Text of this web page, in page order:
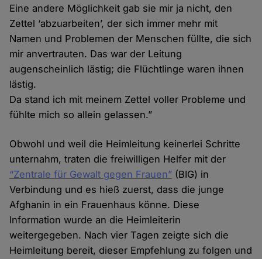
Eine andere Möglichkeit gab sie mir ja nicht, den
Zettel ‘abzuarbeiten’, der sich immer mehr mit
Namen und Problemen der Menschen füllte, die sich
mir anvertrauten. Das war der Leitung
augenscheinlich lästig; die Flüchtlinge waren ihnen
lästig.
Da stand ich mit meinem Zettel voller Probleme und
fühlte mich so allein gelassen.”
Obwohl und weil die Heimleitung keinerlei Schritte
unternahm, traten die freiwilligen Helfer mit der
“Zentrale für Gewalt gegen Frauen” (BIG) in
Verbindung und es hieß zuerst, dass die junge
Afghanin in ein Frauenhaus könne. Diese
Information wurde an die Heimleiterin
weitergegeben. Nach vier Tagen zeigte sich die
Heimleitung bereit, dieser Empfehlung zu folgen und